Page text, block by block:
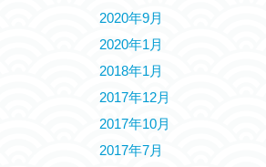
2020年9月
2020年1月
2018年1月
2017年12月
2017年10月
2017年7月